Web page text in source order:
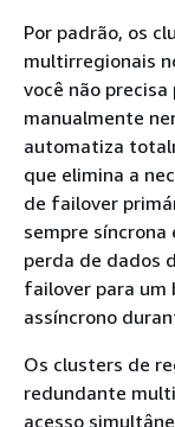
Por padrão, os
multirregionais
você não
manualmente
automatiza
que elimina a
de failover
sempre síncrona
perda de dados
failover para um
assíncrono
Os clusters de
redundante
acesso